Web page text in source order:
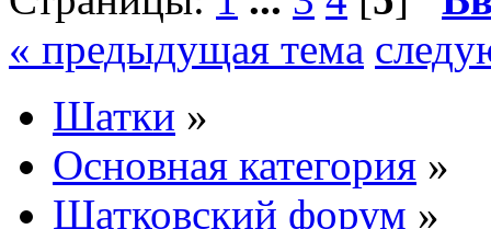
« предыдущая тема
Шатки »
Основная категория »
Шатковский форум »